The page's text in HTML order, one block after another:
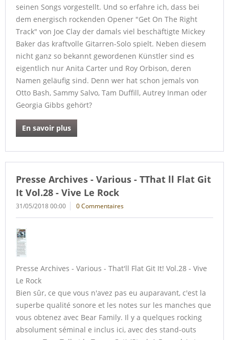
seinen Songs vorgestellt. Und so erfahre ich, dass bei
dem energisch rockenden Opener "Get On The Right
Track" von Joe Clay der damals viel beschäftigte Mickey
Baker das kraftvolle Gitarren-Solo spielt. Neben diesem
nicht ganz so bekannt gewordenen Künstler sind es
eigentlich nur Anita Carter und Roy Orbison, deren
Namen geläufig sind. Denn wer hat schon jemals von
Otto Bash, Sammy Salvo, Tam Duffill, Autrey Inman oder
Georgia Gibbs gehört?
En savoir plus
Presse Archives - Various - TThat ll Flat Git
It Vol.28 - Vive Le Rock
31/05/2018 00:00 0 Commentaires
Presse Archives - Various - That'll Flat Git It! Vol.28 - Vive
Le Rock
Bien sûr, ce que vous n'avez pas eu auparavant, c'est la
superbe qualité sonore et les notes sur les manches que
vous obtenez avec Bear Family. Il y a quelques rocking
absolument séminal e inclus ici, avec des stand-outs